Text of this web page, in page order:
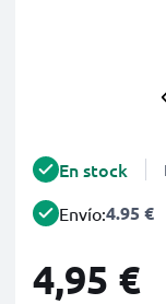
En stock
Envío:4.95 €
4,95 €